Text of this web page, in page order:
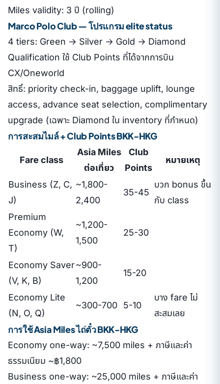
Miles validity: 3 ปี (rolling)
Marco Polo Club — โปรแกรม elite status
4 tiers: Green → Silver → Gold → Diamond
Qualification ใช้ Club Points ที่ได้จากการบิน
CX/Oneworld
สิทธิ์: priority check-in, baggage uplift, lounge
access, advance seat selection, complimentary
upgrade (เฉพาะ Diamond ใน inventory ที่กำหนด)
การสะสมไมล์ + Club Points BKK-HKG
Fare class
Asia Miles
ต่อเที่ยว
Club
Points
หมายเหตุ
Business (Z, C,
J)
~1,800-
2,400
35-45
บวก bonus ขึ้น
กับ class
Premium
Economy (W,
T)
~1,200-
1,500
25-30
Economy Saver
(V, K, B)
~900-
1,200
15-20
Economy Lite
(N, O, Q)
~300-700 5-10
บาง fare ไม่
สะสมเลย
การใช้ Asia Miles ไถ่ตั๋ว BKK-HKG
Economy one-way: ~7,500 miles + ภาษีและค่า
ธรรมเนียม ~฿1,800
Business one-way: ~25,000 miles + ภาษีและค่า